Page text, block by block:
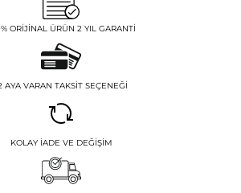
ORIJINAL ÜRÜN 2 YIL GARANTI
AYA VARAN TAKSIT SEÇENEĞI
KOLAY İADE VE DEĞIŞIM